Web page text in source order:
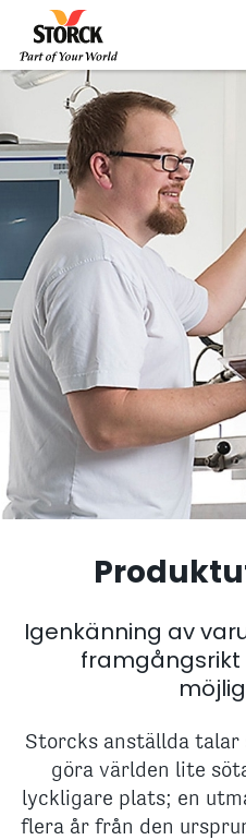
Igenkänning av
Storcks anställda talar
göra världen lite
lyckligare plats; en
flera år från den